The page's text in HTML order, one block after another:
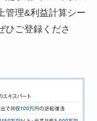
管理&利益計算シー
ひご登録くださ